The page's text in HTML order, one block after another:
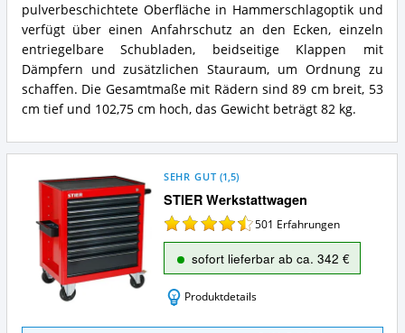
pulverbeschichtete Oberfläche in Hammerschlagoptik und
verfügt über einen Anfahrschutz an den Ecken, einzeln
entriegelbare Schubladen, beidseitige Klappen mit
Dämpfern und zusätzlichen Stauraum, um Ordnung zu
schaffen. Die Gesamtmaße mit Rädern sind 89 cm breit, 53
cm tief und 102,75 cm hoch, das Gewicht beträgt 82 kg.
STIER Werkstattwagen
SEHR GUT (1,5)
501 Erfahrungen
sofort lieferbar ab ca. 342 €
Produktdetails